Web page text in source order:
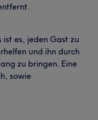
ist es, jeden Gast zu
und ihn durch
zu bringen. Eine
sowie